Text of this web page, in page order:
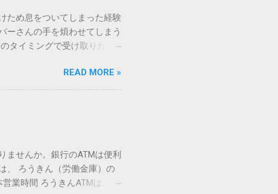
の文字には、いわば「住
を直接指定すれば、確実に呼
最も汎用性が高く、特別な
握する。 入力モードを「半
ながら[X]キー**を押す。 入
Wordで非常に強力
ため息をついてしまった経験
ーさんの手を煩わせてしまう
タイミングで受け取りた
達のストレスは驚くほど軽く
的なメリットを徹底解説しま
、佐川急便の個人向け無料
めの基盤となるサービスで
紐付けることで、その利便
」とおさらばできる理由 日
、荷物の受け取り体験が一変
手間すら、過去のものになり
READ MORE »
ませんか。銀行のATMは便利
、 ろうきん（労働金庫）の
業時間 ろうきんATMは、利